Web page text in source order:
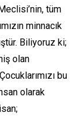
tüm
minnacık
Biliyoruz ki;
olan
bu
olarak